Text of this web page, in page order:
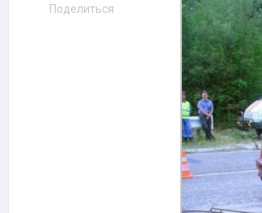
Поделиться